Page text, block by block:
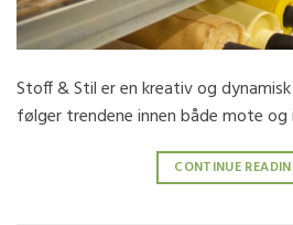
Stoff & Stil er en kreativ og
følger trendene innen både mote og
CONTINUE